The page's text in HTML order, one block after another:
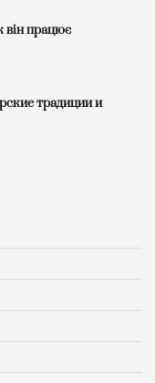
він працює
традиции и